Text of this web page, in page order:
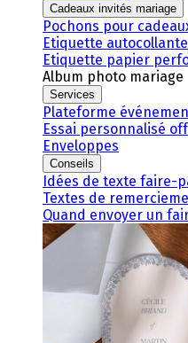
Cadeaux invités mariage
Pochons pour
Etiquette autocollante
Etiquette papier
Album photo mariage
Services
Plateforme
Essai personnalisé
Enveloppes
Conseils
Idées de texte faire-
Textes de
Quand envoyer un